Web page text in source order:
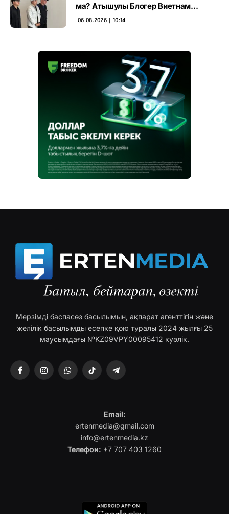
ма? Атышулы Блогер Виетнам
әуежайында көзге түсті
06.08.2026 ∣ 10:14
Мерзімді баспасөз басылымын, ақпарат агенттігін және
желілік басылымды есепке қою туралы 2024 жылғы 25
маусымдағы №KZ09VPY00095412 куәлік.
FacebookInstagramWhatsAppTikTok Telegram
Email:
ertenmedia@gmail.com
info@ertenmedia.kz
Телефон: +7 707 403 1260